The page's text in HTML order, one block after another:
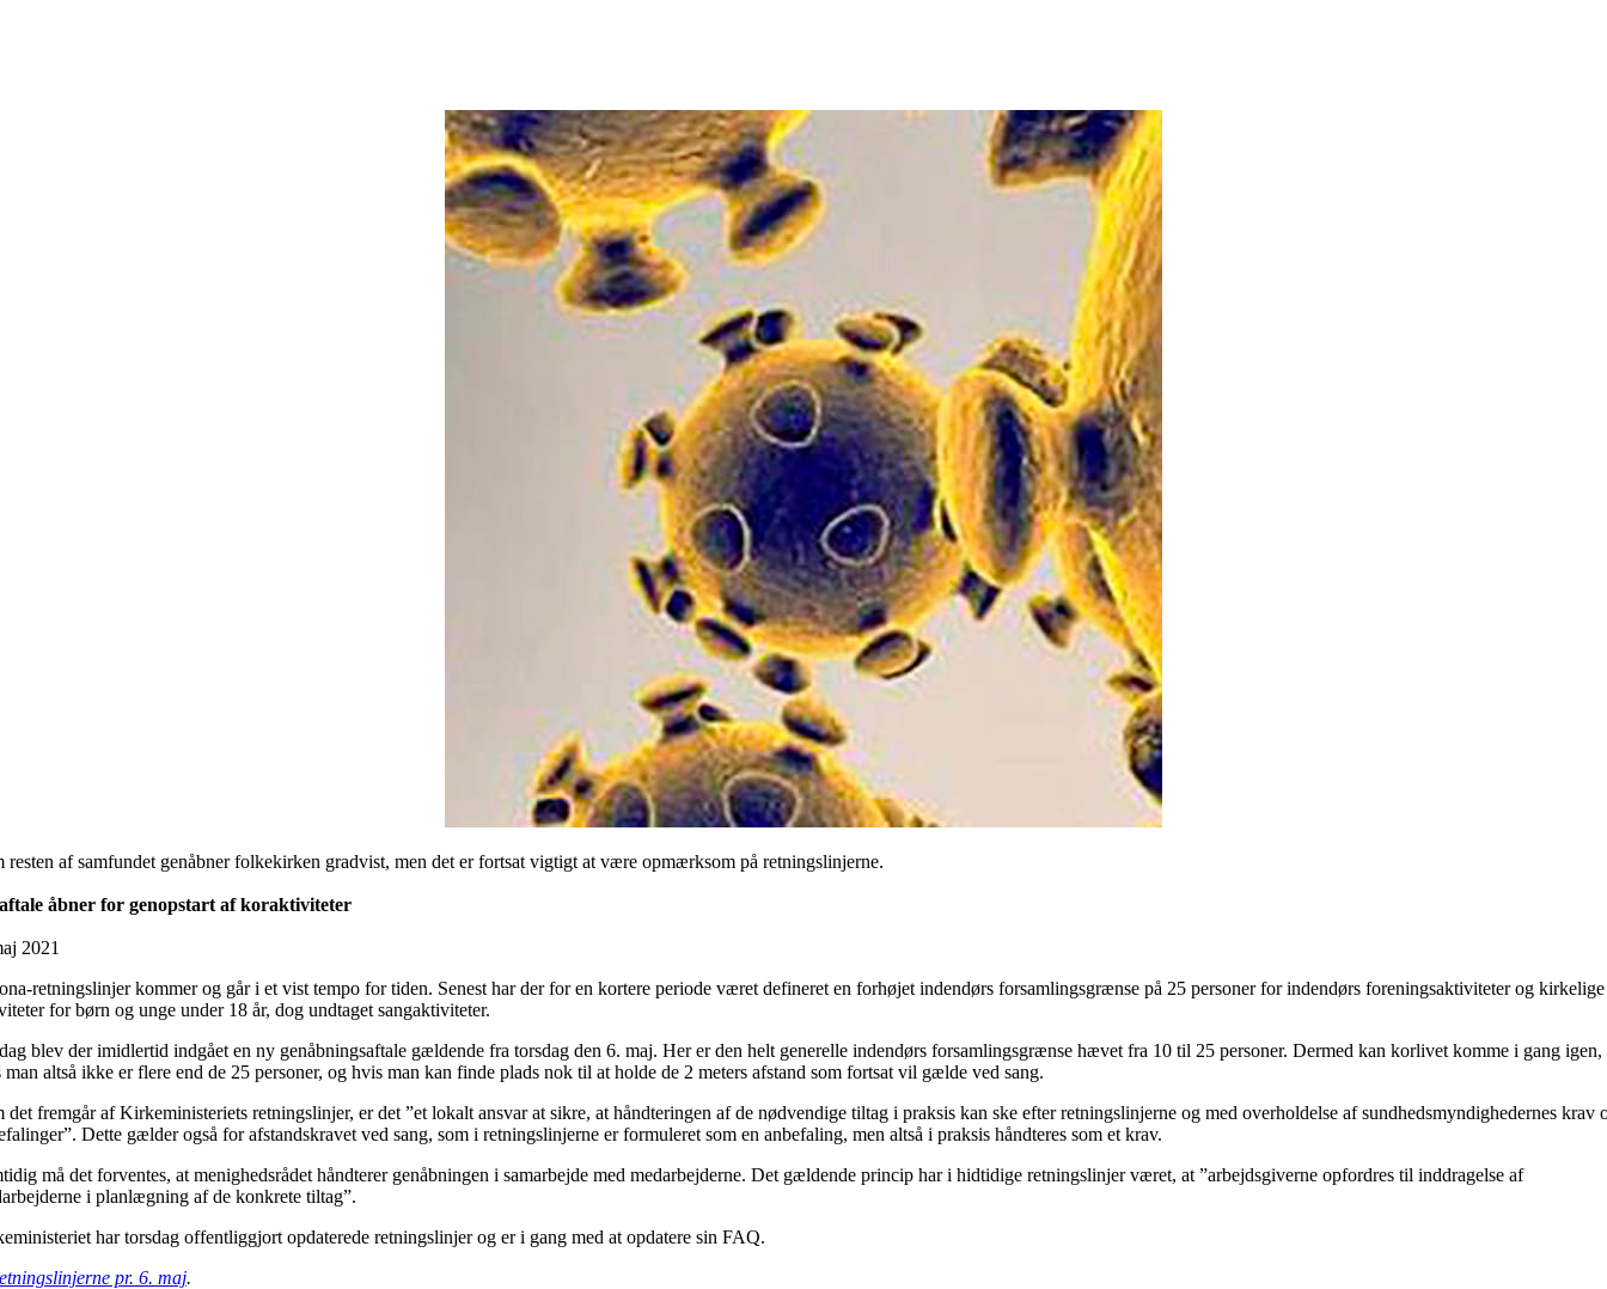
resten af samfundet genåbner folkekirken gradvist, men det er fortsat vigtigt at være opmærksom på retningslinjerne.
åbner for genopstart af koraktiviteter
2021
retningslinjer kommer og går i et vist tempo for tiden. Senest har der for en kortere periode været defineret en forhøjet indendørs forsamlingsgrænse på 25 personer for indendørs foreningsaktiviteter og kirkelige
for børn og unge under 18 år, dog undtaget sangaktiviteter.
blev der imidlertid indgået en ny genåbningsaftale gældende fra torsdag den 6. maj. Her er den helt generelle indendørs forsamlingsgrænse hævet fra 10 til 25 personer. Dermed kan korlivet komme i gang igen,
man altså ikke er flere end de 25 personer, og hvis man kan finde plads nok til at holde de 2 meters afstand som fortsat vil gælde ved sang.
det fremgår af Kirkeministeriets retningslinjer, er det ”et lokalt ansvar at sikre, at håndteringen af de nødvendige tiltag i praksis kan ske efter retningslinjerne og med overholdelse af sundhedsmyndighedernes krav
Dette gælder også for afstandskravet ved sang, som i retningslinjerne er formuleret som en anbefaling, men altså i praksis håndteres som et krav.
må det forventes, at menighedsrådet håndterer genåbningen i samarbejde med medarbejderne. Det gældende princip har i hidtidige retningslinjer været, at ”arbejdsgiverne opfordres til inddragelse af
i planlægning af de konkrete tiltag”.
har torsdag offentliggjort opdaterede retningslinjer og er i gang med at opdatere sin FAQ.
pr. 6. maj.